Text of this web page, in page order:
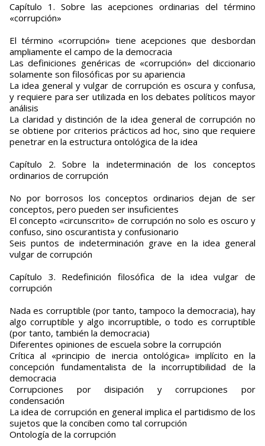
Capítulo 1. Sobre las acepciones ordinarias del término
«corrupción»
El término «corrupción» tiene acepciones que desbordan
ampliamente el campo de la democracia
Las definiciones genéricas de «corrupción» del diccionario
solamente son filosóficas por su apariencia
La idea general y vulgar de corrupción es oscura y confusa,
y requiere para ser utilizada en los debates políticos mayor
análisis
La claridad y distinción de la idea general de corrupción no
se obtiene por criterios prácticos ad hoc, sino que requiere
penetrar en la estructura ontológica de la idea
Capítulo 2. Sobre la indeterminación de los conceptos
ordinarios de corrupción
No por borrosos los conceptos ordinarios dejan de ser
conceptos, pero pueden ser insuficientes
El concepto «circunscrito» de corrupción no solo es oscuro y
confuso, sino oscurantista y confusionario
Seis puntos de indeterminación grave en la idea general
vulgar de corrupción
Capítulo 3. Redefinición filosófica de la idea vulgar de
corrupción
Nada es corruptible (por tanto, tampoco la democracia), hay
algo corruptible y algo incorruptible, o todo es corruptible
(por tanto, también la democracia)
Diferentes opiniones de escuela sobre la corrupción
Crítica al «principio de inercia ontológica» implícito en la
concepción fundamentalista de la incorruptibilidad de la
democracia
Corrupciones por disipación y corrupciones por
condensación
La idea de corrupción en general implica el partidismo de los
sujetos que la conciben como tal corrupción
Ontología de la corrupción